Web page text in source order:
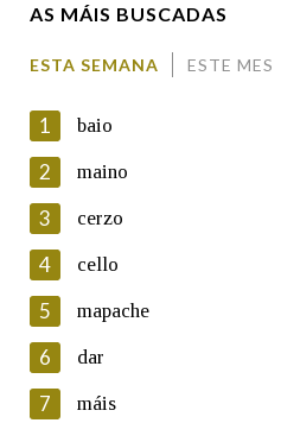
En cumprimento da normativa
Protección de Datos de Carácter
Galega informa a aqueles usuarios
electrónico, así como calquera
persoal, que estes datos serán
automatizado de carácter
ficheiros informáticos. Así mesmo,
seu dereito de acceso,
seus datos poñéndose en contacto
AS MÁIS BUSCADAS
ESTA SEMANA ESTE MES
1 baio
2 maino
3 cerzo
4 cello
5 mapache
6 dar
7 máis